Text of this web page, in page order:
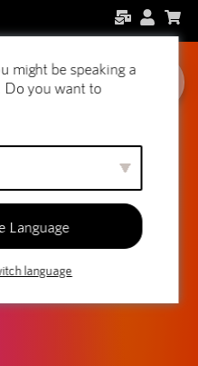
might be speaking a
Do you want to
Language
language